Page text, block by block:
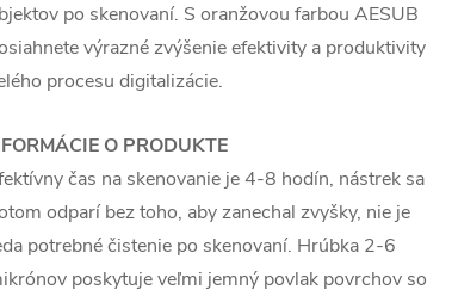
po skenovaní. S oranžovou farbou AESUB
výrazné zvýšenie efektivity a produktivity
procesu digitalizácie.
O PRODUKTE
čas na skenovanie je 4-8 hodín, nástrek sa
odparí bez toho, aby zanechal zvyšky, nie je
potrebné čistenie po skenovaní. Hrúbka 2-6
poskytuje veľmi jemný povlak povrchov so